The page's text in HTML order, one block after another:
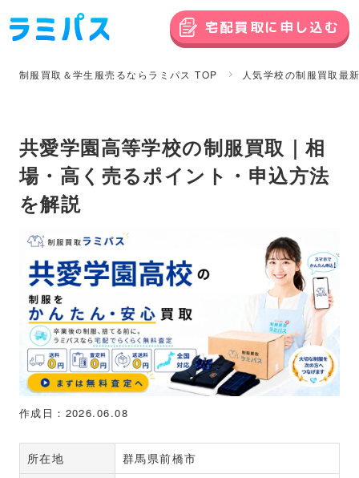
宅配買取に申し込む
制服買取＆学生服売るならラミパス TOP 人気学校の制服買取最
共愛学園高等学校の制服買取｜相
場・高く売るポイント・申込方法
を解説
作成日：2026.06.08
所在地
群馬県前橋市